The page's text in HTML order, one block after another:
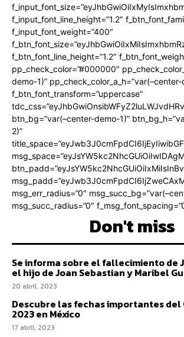
f_input_font_line_height=”1.2″
f_input_font_weight=”400″
f_btn_font_line_height=”1.2″
pp_check_color=”#000000″
demo-1)”
f_btn_font_transform=”uppercase”
btn_bg=”var(–center-demo-1)”
2)”
msg_err_radius=”0″
msg_succ_radius=”0″
Don't miss
Se informa sobre el fallecimiento de
el hijo de Joan Sebastian y Maribel
20 abril, 2023
Descubre las fechas importantes
2023 en México
17 abril, 2023